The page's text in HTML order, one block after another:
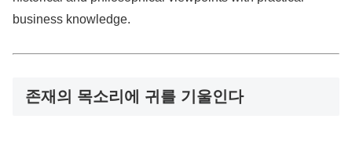
business knowledge.
존재의 목소리에 귀를 기울인다